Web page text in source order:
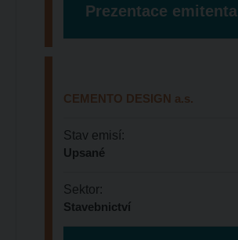
Prezentace emitenta
CEMENTO DESIGN a.s.
Stav emisí:
Upsané
Sektor:
Stavebnictví